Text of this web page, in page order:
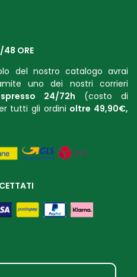
48 ORE
del nostro catalogo avrai
uno dei nostri corrieri
24/72h (costo di
tutti gli ordini oltre 49,90€,